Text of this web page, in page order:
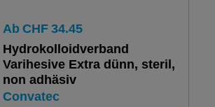
Ab CHF 34.45
Hydrokolloidverband
Varihesive Extra dünn, steril,
non adhäsiv
Convatec